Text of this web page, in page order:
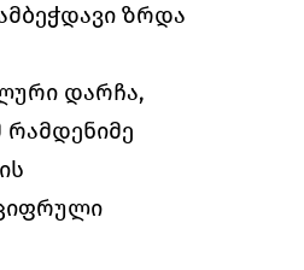
ზრდა
დარჩა,